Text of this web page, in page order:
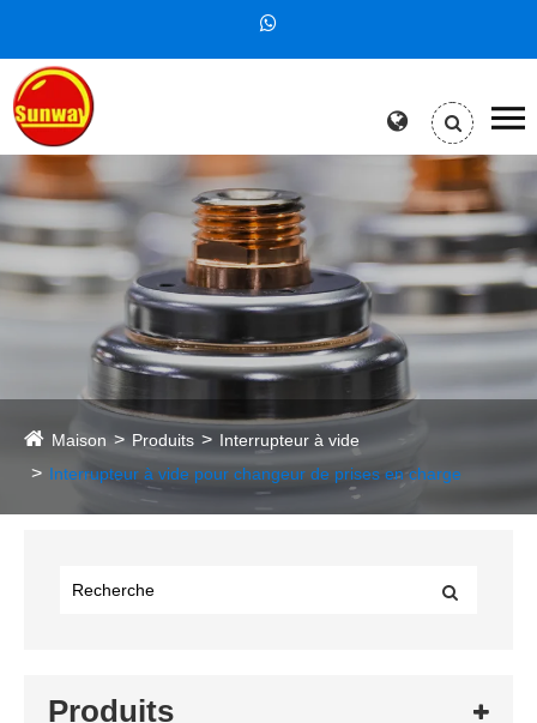
Maison Produits
Interrupteur à vide
Interrupteur à vide pour changeur de prises en charge
Produits